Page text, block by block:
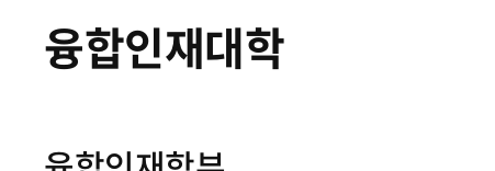
융합인재대학